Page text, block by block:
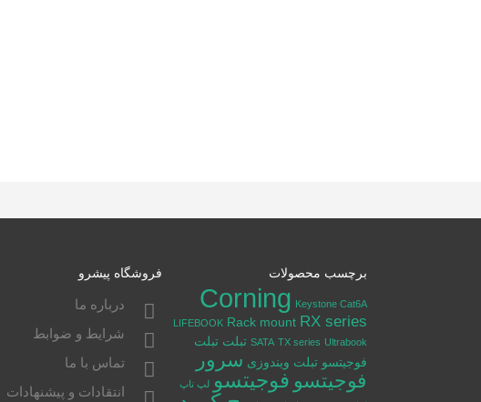
فروشگاه پیشرو
درباره ما
شرایط و ضوابط
تماس با ما
انتقادات و پیشنهادات
برچسب محصولات
Corning Keystone Cat6A
LIFEBOOK Rack mount RX series
SATA TX series Ultrabook تبلت تبلت
فوجیتسو تبلت ویندوزی سرور
فوجیتسو فوجیتسو لپ تاپ